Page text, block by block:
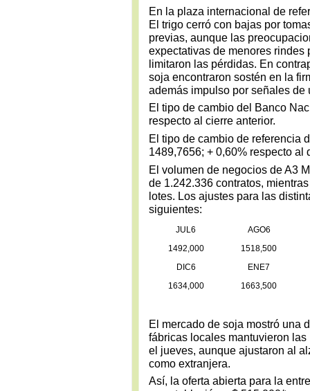
En la plaza internacional de
El trigo cerró con bajas por
previas, aunque las
expectativas de menores
limitaron las pérdidas. En
soja encontraron sostén en la
además impulso por señales de
El tipo de cambio del Banco
respecto al cierre anterior.
El tipo de cambio de referencia
1489,7656; + 0,60% respecto al
El volumen de negocios de A3
de 1.242.336 contratos,
lotes. Los ajustes para las
siguientes:
JUL6
AGO6
1492,000
1518,500
DIC6
ENE7
1634,000
1663,500
El mercado de soja mostró una
fábricas locales mantuvieron
el jueves, aunque ajustaron al
como extranjera.
Así, la oferta abierta para la